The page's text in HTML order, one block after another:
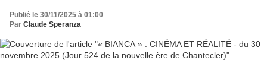
Publié le 30/11/2025 à 01:00
Par Claude Speranza